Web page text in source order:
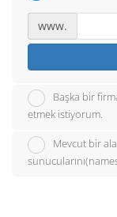
www.
Başka bir
etmek istiyorum.
Mevcut bir